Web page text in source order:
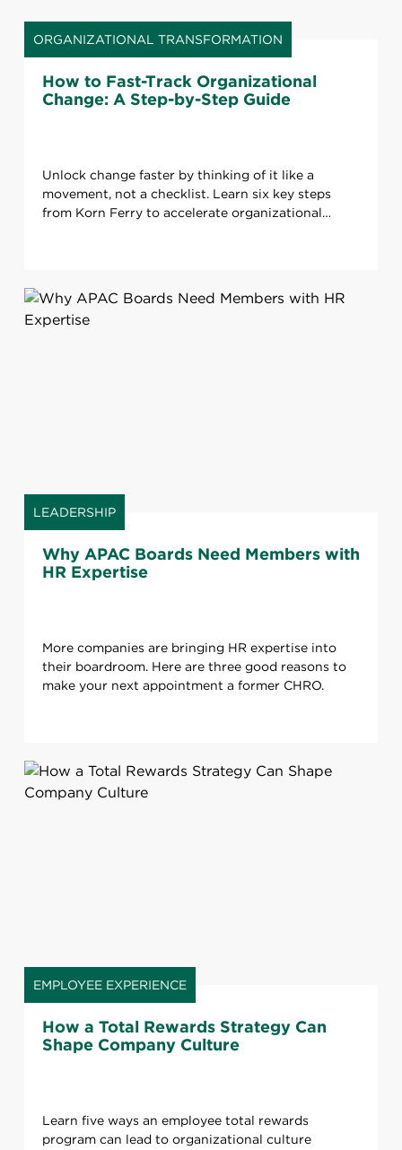
ORGANIZATIONAL TRANSFORMATION
How to Fast-Track Organizational
Change: A Step-by-Step Guide
Unlock change faster by thinking of it like a
movement, not a checklist. Learn six key steps
from Korn Ferry to accelerate organizational
LEADERSHIP
Why APAC Boards Need Members with
HR Expertise
More companies are bringing HR expertise into
their boardroom. Here are three good reasons to
make your next appointment a former CHRO.
EMPLOYEE EXPERIENCE
How a Total Rewards Strategy Can
Shape Company Culture
Learn five ways an employee total rewards
program can lead to organizational culture